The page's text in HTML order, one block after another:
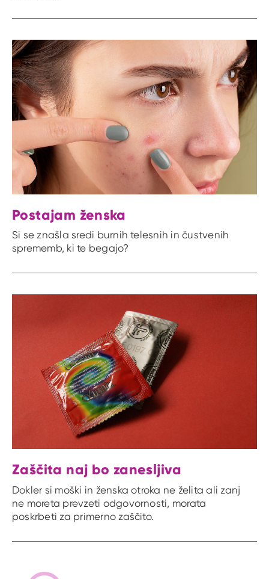
Postajam ženska
Si se znašla sredi burnih telesnih in čustvenih
sprememb, ki te begajo?
Zaščita naj bo zanesljiva
Dokler si moški in ženska otroka ne želita ali zanj
ne moreta prevzeti odgovornosti, morata
poskrbeti za primerno zaščito.